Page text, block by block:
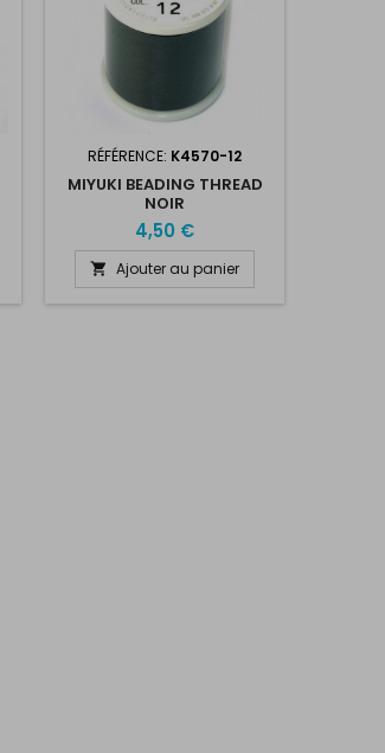
RÉFÉRENCE: K4570-12
MIYUKI BEADING THREAD
NOIR
4,50 €
 Ajouter au panier